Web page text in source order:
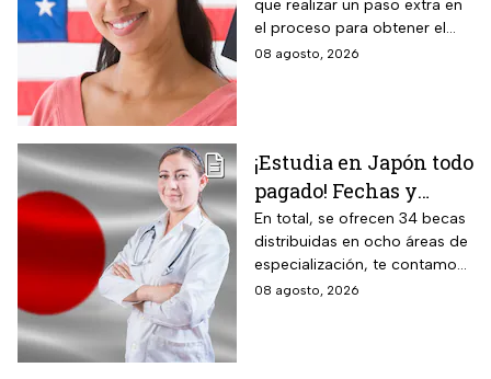
aplica
que realizar un paso extra en
el proceso para obtener el
documento que permite
08 agosto, 2026
¡Estudia en Japón todo
pagado! Fechas y
requisitos de la
convocatoria para
becas de estancias en
2026
En total, se ofrecen 34 becas
distribuidas en ocho áreas de
especialización, te contamos
todos los detalles.
08 agosto, 2026